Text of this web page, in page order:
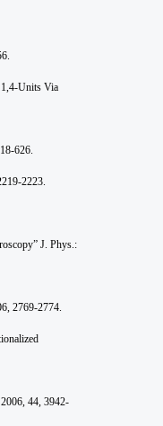
Units Via
626.
2219-2223.
J. Phys.:
2769-2774.
2006, 44, 3942-